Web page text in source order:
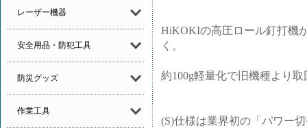
レーザー機器
安全用品・防犯工具
防災グッズ
作業工具
HiKOKIの高圧ロール釘打機
く。
約100g軽量化で旧機種より
(S)仕様は業界初の「パワー